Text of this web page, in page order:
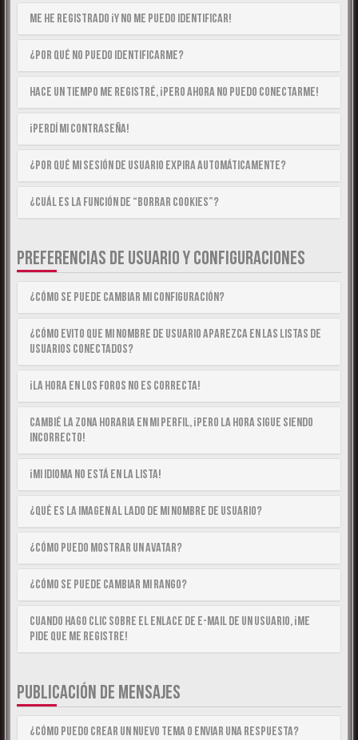
Me he registrado ¡y no me puedo identificar!
¿Por qué no puedo identificarme?
Hace un tiempo me registré, ¡pero ahora no puedo conectarme!
¡Perdí mi contraseña!
¿Por qué mi sesión de usuario expira automáticamente?
¿Cuál es la función de “Borrar cookies”?
PREFERENCIAS DE USUARIO Y CONFIGURACIONES
¿Cómo se puede cambiar mi configuración?
¿Cómo evito que mi nombre de usuario aparezca en las listas de
usuarios conectados?
¡La hora en los foros no es correcta!
Cambié la zona horaria en mi perfil, ¡pero la hora sigue siendo
incorrecto!
¡Mi idioma no está en la lista!
¿Qué es la imagen al lado de mi nombre de usuario?
¿Cómo puedo mostrar un avatar?
¿Cómo se puede cambiar mi rango?
Cuando hago clic sobre el enlace de e-mail de un usuario, ¡me
pide que me registre!
PUBLICACIÓN DE MENSAJES
¿Cómo puedo crear un nuevo tema o enviar una respuesta?